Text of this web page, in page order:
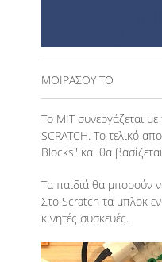
ΜΟΙΡΑΣΟΥ ΤΟ
To MIT συνεργάζεται
SCRATCH. Το τελικό
Blocks" και θα
Τα παιδιά θα μπορούν
Στο Scratch τα μπλοκ
κινητές συσκευές.